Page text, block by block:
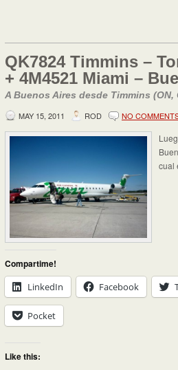
QK7824 Timmins –
+ 4M4521 Miami –
A Buenos Aires desde Timmins
MAY 15, 2011
ROD NO
cual
Compartime!
LinkedIn
Facebook
Pocket
Like this: